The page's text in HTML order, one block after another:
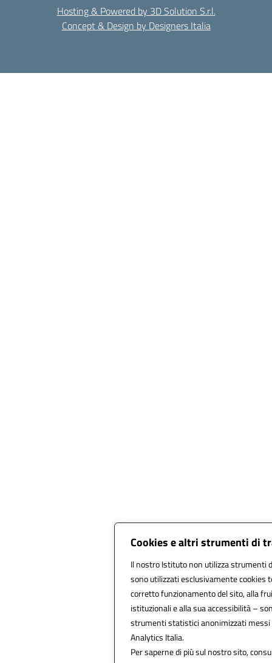
Cookies e altri strumenti di
Il nostro Istituto non utilizza strumenti
sono utilizzati esclusivamente cookies
corretto funzionamento del sito, alla
istituzionali e alla sua accessibilità –
strumenti statistici anonimizzati messi
Analytics Italia.
Per saperne di più sul nostro sito,
Hosting & Powered by 3D Solution S.r.l.
Concept & Design by Designers Italia